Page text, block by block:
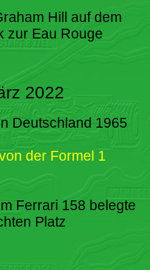
Hill auf dem
zur Eau Rouge
2022
Deutschland 1965
der Formel 1
Ferrari 158 belegte
Platz